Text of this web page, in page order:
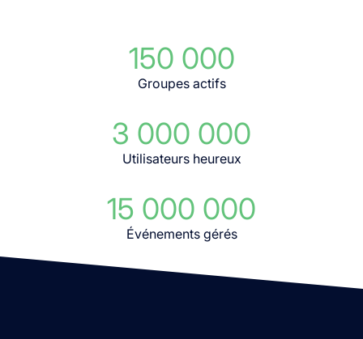
150 000
Groupes actifs
3 000 000
Utilisateurs heureux
15 000 000
Événements gérés